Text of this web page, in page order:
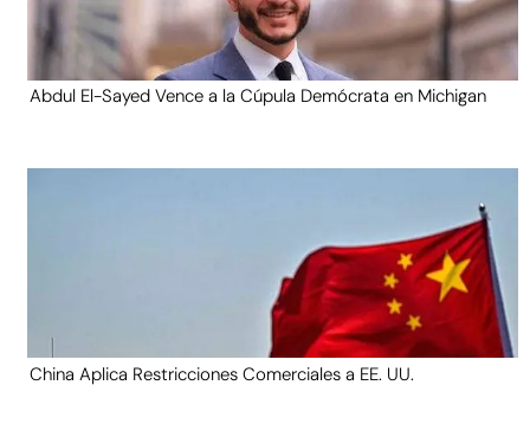
Abdul El-Sayed Vence a la Cúpula Demócrata en Michigan
China Aplica Restricciones Comerciales a EE. UU.